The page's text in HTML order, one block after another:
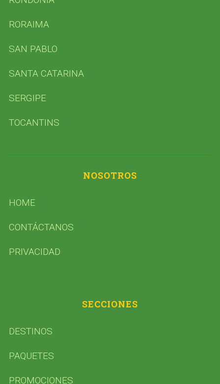
RORAIMA
SAN PABLO
SANTA CATARINA
SERGIPE
TOCANTINS
NOSOTROS
HOME
CONTÁCTANOS
PRIVACIDAD
SECCIONES
DESTINOS
PAQUETES
PROMOCIONES